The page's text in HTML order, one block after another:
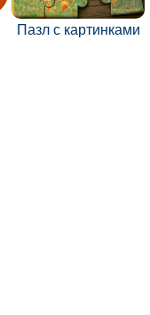
Пазл с картинками